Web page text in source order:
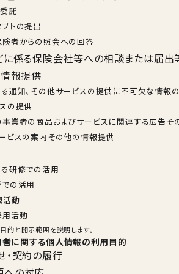
託
トの提出
者からの照会への回答
に係る保険会社等への相談または届出
情報提供
通知、その他サービスの提供に不可欠な情報
の提供
業者の商品およびサービスに関連する広告そ
ビスの案内その他の情報提供
研修での活用
の活用
活動
用活動
的と開示範囲を説明します。
に関する個人情報の利用目的
・契約の履行